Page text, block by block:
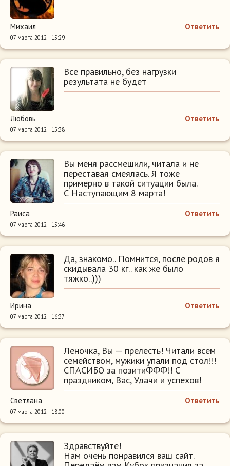
Ответить
Михаил
07 марта 2012 | 15:29
Все правильно, без нагрузки
результата не будет
Ответить
Любовь
07 марта 2012 | 15:38
Вы меня рассмешили, читала и не
переставая смеялась. Я тоже
примерно в такой ситуации была.
С Наступающим 8 марта!
Ответить
Раиса
07 марта 2012 | 15:46
Да, знакомо.. Помнится, после родов я
скидывала 30 кг.. как же было
тяжко..)))
Ответить
Ирина
07 марта 2012 | 16:37
Леночка, Вы — прелесть! Читали всем
семейством, мужики упали под стол!!!
СПАСИБО за позитиФФФ!! С
праздником, Вас, Удачи и успехов!
Ответить
Светлана
07 марта 2012 | 18:00
Здравствуйте!
Нам очень понравился ваш сайт.